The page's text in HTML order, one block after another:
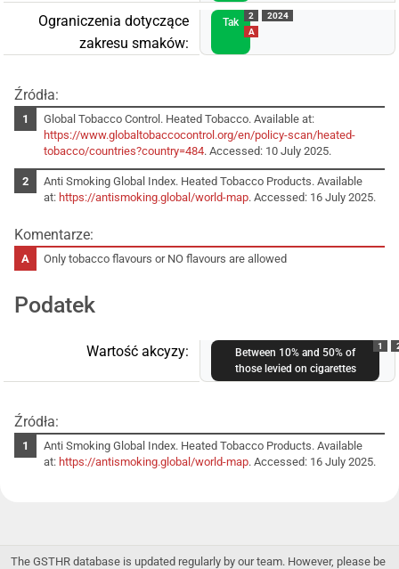
Ograniczenia dotyczące
zakresu smaków:
Tak
2
A
2024
Źródła:
Global Tobacco Control. Heated Tobacco. Available at:
https://www.globaltobaccocontrol.org/en/policy-scan/heated-
tobacco/countries?country=484. Accessed: 10 July 2025.
Anti Smoking Global Index. Heated Tobacco Products. Available
at: https://antismoking.global/world-map. Accessed: 16 July 2025.
Komentarze:
Only tobacco flavours or NO flavours are allowed
Podatek
Wartość akcyzy:
Between 10% and 50% of
those levied on cigarettes
1
Źródła:
Anti Smoking Global Index. Heated Tobacco Products. Available
at: https://antismoking.global/world-map. Accessed: 16 July 2025.
The GSTHR database is updated regularly by our team. However, please be